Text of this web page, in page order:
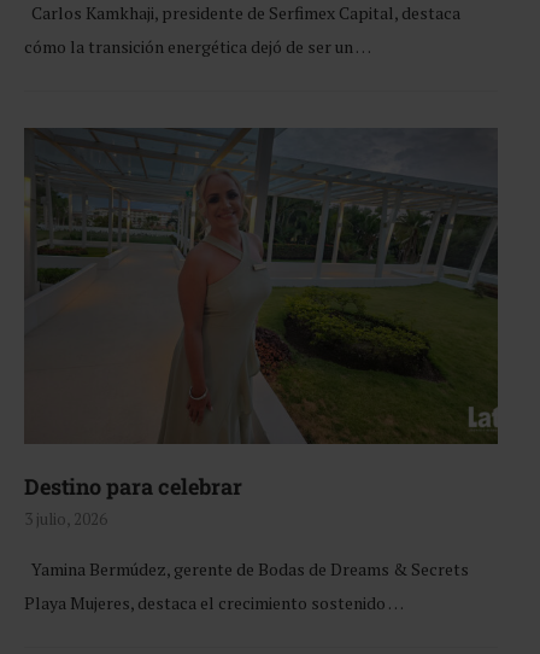
Carlos Kamkhaji, presidente de Serfimex Capital, destaca
cómo la transición energética dejó de ser un …
Destino para celebrar
3 julio, 2026
Yamina Bermúdez, gerente de Bodas de Dreams & Secrets
Playa Mujeres, destaca el crecimiento sostenido …